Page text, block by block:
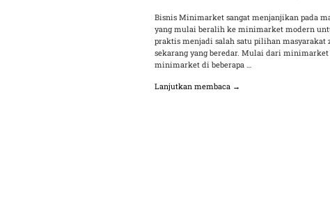
Bisnis Minimarket sangat menjanjikan pada
yang mulai beralih ke minimarket modern
praktis menjadi salah satu pilihan
sekarang yang beredar. Mulai dari
minimarket di beberapa …
Lanjutkan membaca →